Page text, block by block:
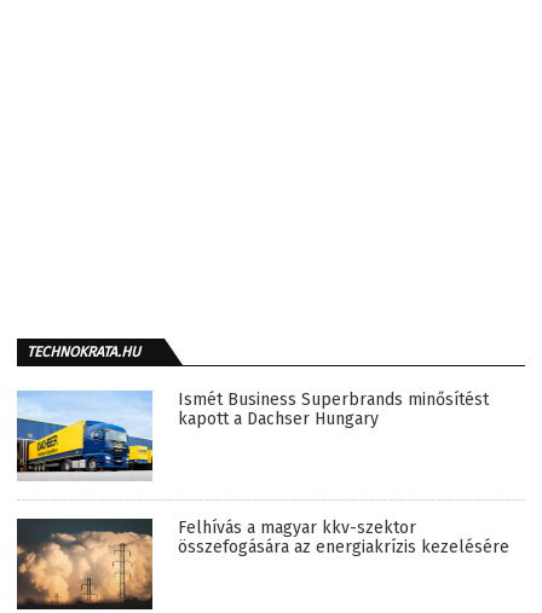
TECHNOKRATA.HU
Ismét Business Superbrands minősítést
kapott a Dachser Hungary
Felhívás a magyar kkv-szektor
összefogására az energiakrízis kezelésére